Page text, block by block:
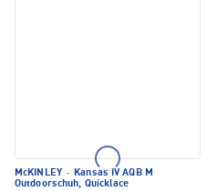
McKINLEY · Kansas IV AQB M
Outdoorschuh, Quicklace